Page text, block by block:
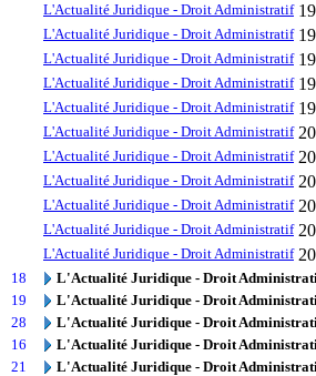
L'Actualité Juridique - Droit Administratif
L'Actualité Juridique - Droit Administratif
L'Actualité Juridique - Droit Administratif
L'Actualité Juridique - Droit Administratif
L'Actualité Juridique - Droit Administratif
L'Actualité Juridique - Droit Administratif
L'Actualité Juridique - Droit Administratif
L'Actualité Juridique - Droit Administratif
L'Actualité Juridique - Droit Administratif
L'Actualité Juridique - Droit Administratif
L'Actualité Juridique - Droit Administratif
18
L'Actualité Juridique - Droit
19
L'Actualité Juridique - Droit
28
L'Actualité Juridique - Droit
16
L'Actualité Juridique - Droit
21
L'Actualité Juridique - Droit